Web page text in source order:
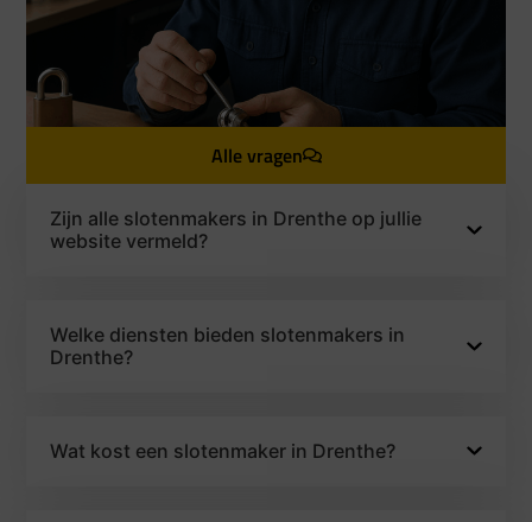
Zijn alle slotenmakers in Drenthe op jullie
website vermeld?
Welke diensten bieden slotenmakers in
Drenthe?
Wat kost een slotenmaker in Drenthe?
Alle vragen